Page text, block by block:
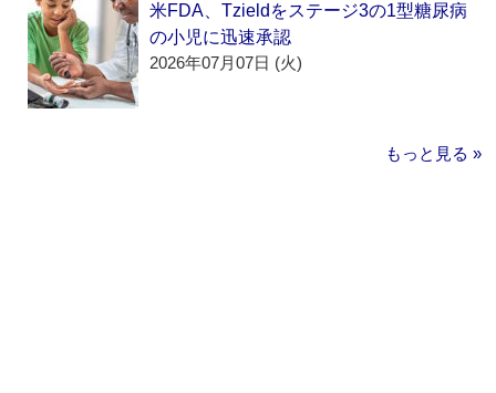
米FDA、Tzieldをステージ3の1型糖尿病
の小児に迅速承認
2026年07月07日 (火)
もっと見る »